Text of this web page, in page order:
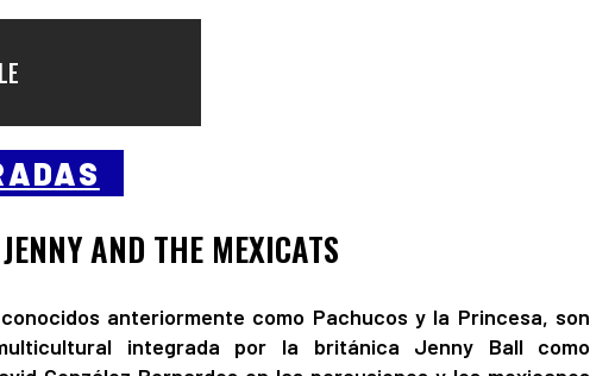
JENNY AND THE MEXICATS
anteriormente como Pachucos y la Princesa, son
integrada por la británica Jenny Ball como